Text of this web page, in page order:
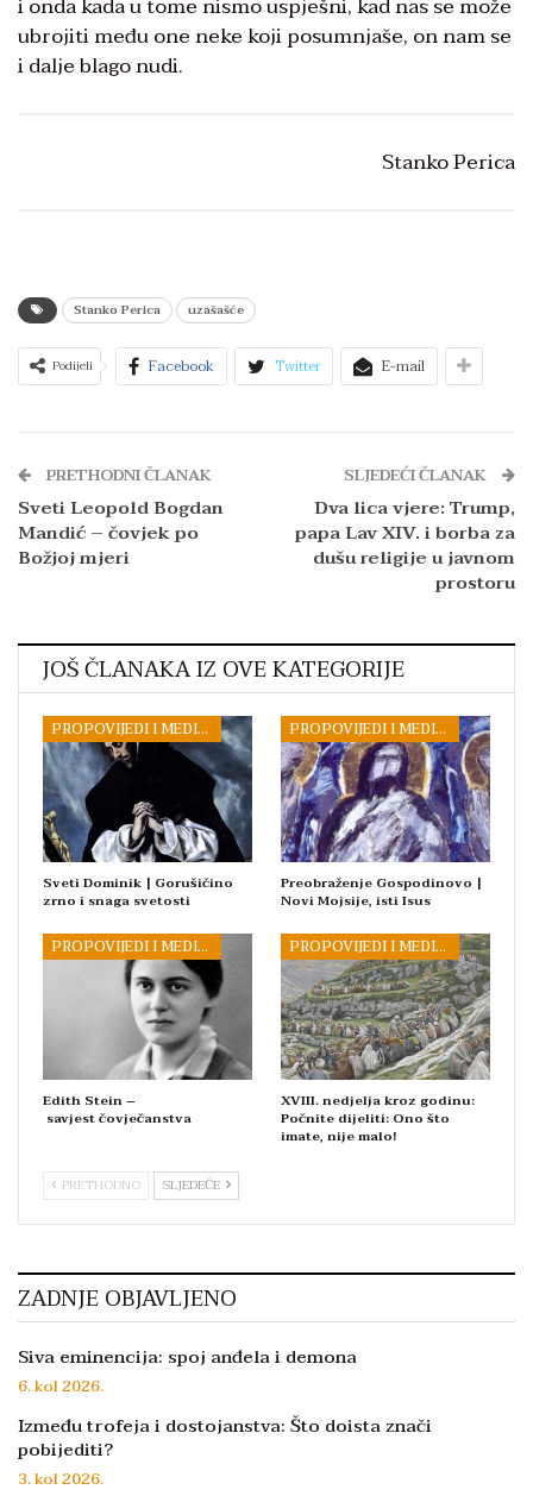
ubrojiti među one neke koji posumnjaše, on nam se
i dalje blago nudi.
Stanko Perica
Stanko Perica uzašašće
Podijeli Facebook Twitter E-mail
PRETHODNI ČLANAK
Sveti Leopold Bogdan
Mandić – čovjek po
Božjoj mjeri
SLJEDEĆI ČLANAK
Dva lica vjere: Trump,
papa Lav XIV. i borba za
dušu religije u javnom
prostoru
JOŠ ČLANAKA IZ OVE KATEGORIJE
PROPOVIJEDI I MEDITACIJE
Sveti Dominik | Gorušičino
zrno i snaga svetosti
PROPOVIJEDI I MEDITACIJE
Preobraženje Gospodinovo |
Novi Mojsije, isti Isus
PROPOVIJEDI I MEDITACIJE
Edith Stein –
savjest čovječanstva
PROPOVIJEDI I MEDITACIJE
XVIII. nedjelja kroz godinu:
Počnite dijeliti: Ono što
imate, nije malo!
PRETHODNO SLJEDEĆE
ZADNJE OBJAVLJENO
Siva eminencija: spoj anđela i demona
6. kol 2026.
Između trofeja i dostojanstva: Što doista znači
pobijediti?
3. kol 2026.